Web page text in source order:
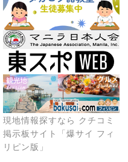
現地情報探すなら クチコミ
掲示板サイト「爆サイ フィ
リピン版」